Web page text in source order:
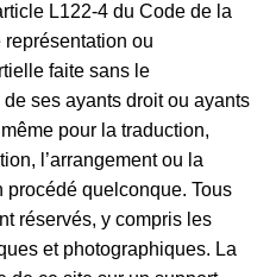
L122-4 du Code de la
ou
faite sans le
ses ayants droit ou ayants
pour la traduction,
l’arrangement ou la
procédé quelconque. Tous
réservés, y compris les
et photographiques. La